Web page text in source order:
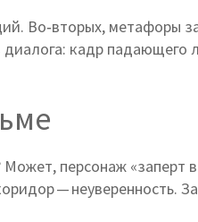
Во‑вторых, метафоры
кадр падающего
персонаж «заперт
— неуверенность.